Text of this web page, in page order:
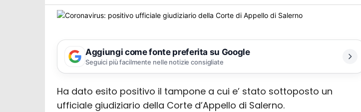
Aggiungi come fonte preferita su Google
Seguici più facilmente nelle notizie consigliate
Ha dato esito positivo il tampone a cui e’ stato sottoposto un
ufficiale giudiziario della Corte d’Appello di Salerno.